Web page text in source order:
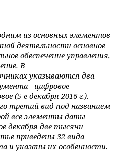
из основных элементов
деятельности основное
обеспечение управления,
В
указываются два
- цифровое
(5-е декабря 2016 г.).
третий вид под названием
все элементы даты
декабря две тысячи
приведены 32 вида
и указаны их особенности.